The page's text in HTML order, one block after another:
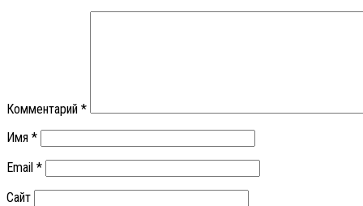
Комментарий *
Имя *
Email *
Сайт